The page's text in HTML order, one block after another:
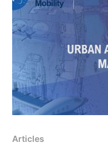
Articles